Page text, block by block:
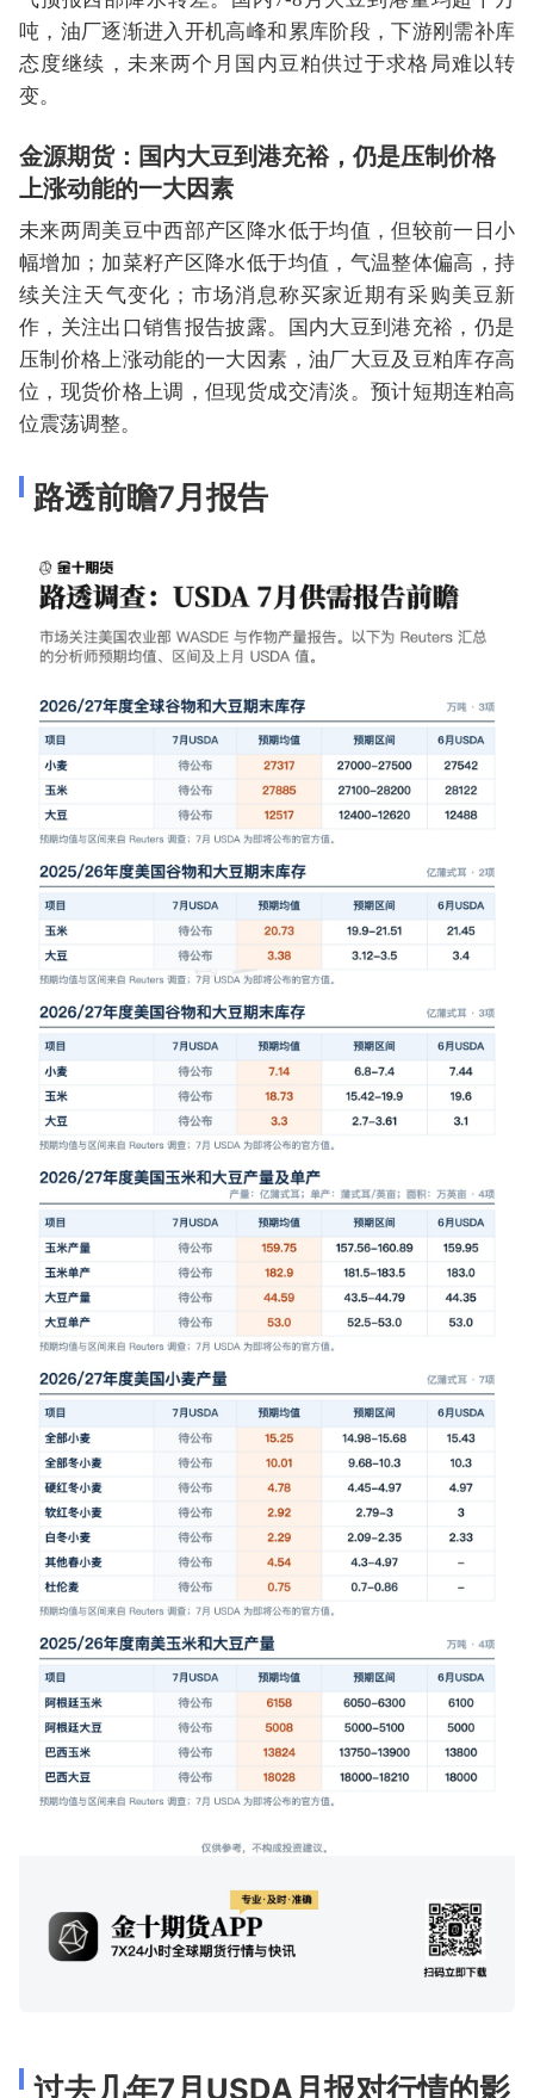
吨，油厂逐渐进入开机高峰和累库阶段，下游刚需补库
态度继续，未来两个月国内豆粕供过于求格局难以转
变。
金源期货：国内大豆到港充裕，仍是压制价格
上涨动能的一大因素
未来两周美豆中西部产区降水低于均值，但较前一日小
幅增加；加菜籽产区降水低于均值，气温整体偏高，持
续关注天气变化；市场消息称买家近期有采购美豆新
作，关注出口销售报告披露。国内大豆到港充裕，仍是
压制价格上涨动能的一大因素，油厂大豆及豆粕库存高
位，现货价格上调，但现货成交清淡。预计短期连粕高
位震荡调整。
路透前瞻7月报告
过去几年7月USDA月报对行情的影